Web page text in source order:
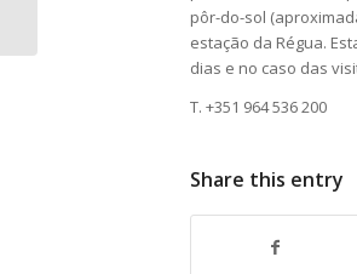
pôr-do-sol
estação da Régua.
dias e no caso das
T. +351 964 536 200
Share this entry